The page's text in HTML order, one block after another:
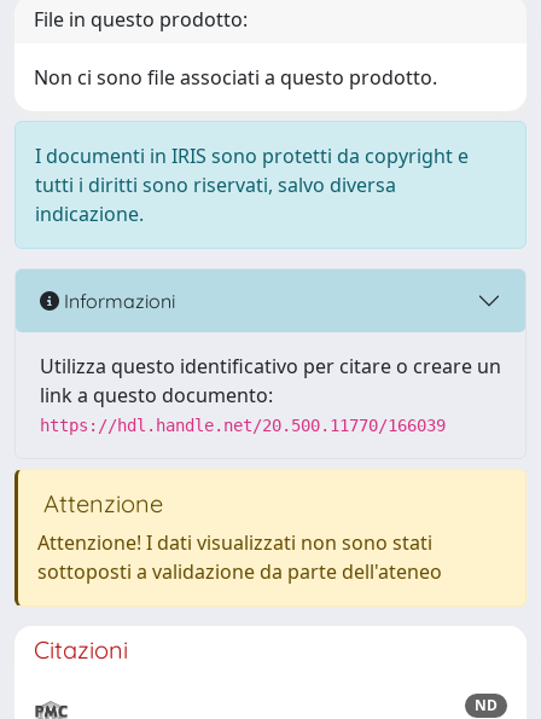
File in questo prodotto:
Non ci sono file associati a questo prodotto.
I documenti in IRIS sono protetti da copyright e
tutti i diritti sono riservati, salvo diversa
indicazione.
Informazioni
Utilizza questo identificativo per citare o creare un
link a questo documento:
https://hdl.handle.net/20.500.11770/166039
Attenzione
Attenzione! I dati visualizzati non sono stati
sottoposti a validazione da parte dell'ateneo
Citazioni
ND